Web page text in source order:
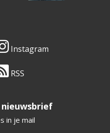
Instagram
RSS
in je mail